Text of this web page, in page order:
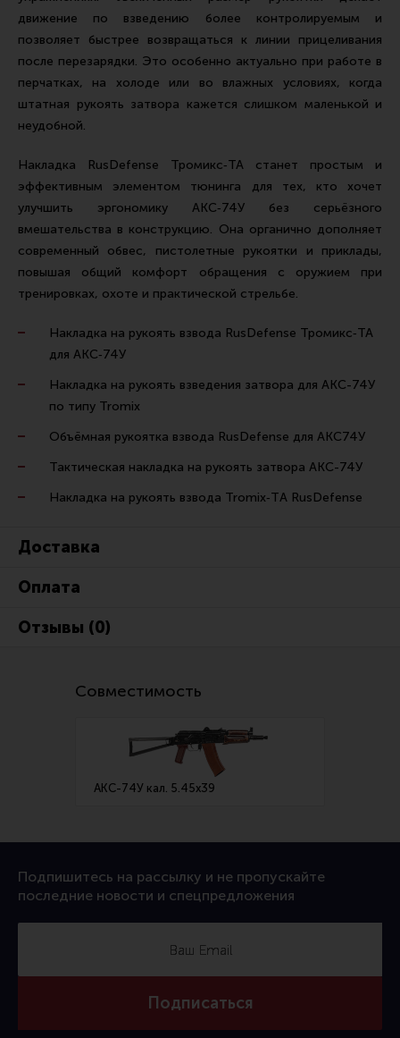
Тактическая медицина
Чехлы, рюкзаки, сумки
Фонари
Чистка, уход за оружием и релоадинг
Оружейная химия
Инструменты и другие аксессуары
Ершики, вишеры, переходники
Линия Огня Медиа
Все разделы
Фотоотчеты
движение по взведению более контролируемым и
позволяет быстрее возвращаться к линии прицеливания
после перезарядки. Это особенно актуально при работе в
перчатках, на холоде или во влажных условиях, когда
штатная рукоять затвора кажется слишком маленькой и
неудобной.
Накладка RusDefense Тромикс‑ТА станет простым и
эффективным элементом тюнинга для тех, кто хочет
улучшить эргономику АКС‑74У без серьёзного
вмешательства в конструкцию. Она органично дополняет
современный обвес, пистолетные рукоятки и приклады,
повышая общий комфорт обращения с оружием при
тренировках, охоте и практической стрельбе.
Накладка на рукоять взвода RusDefense Тромикс‑ТА
для АКС‑74У
Накладка на рукоять взведения затвора для АКС-74У
по типу Tromix
Объёмная рукоятка взвода RusDefense для АКС74У
Тактическая накладка на рукоять затвора АКС-74У
Накладка на рукоять взвода Tromix‑TА RusDefense
Доставка
Оплата
Отзывы (0)
Совместимость
АКС-74У кал. 5.45х39
Подпишитесь на рассылку и не пропускайте
последние новости и спецпредложения
Подписаться